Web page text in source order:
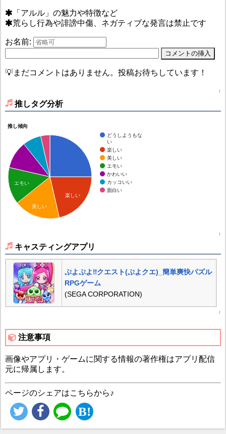
「アルル」の魅力や特徴など
荒らし行為や誹謗中傷、ネガティブな発言は禁止です
お名前:
💡まだコメントはありません。投稿お待ちしています！
↑
推しタグ分析
推し傾向
どうしようもな
い
楽しい
美しい
エモい
かわいい
カッコいい
面白い
楽しい
エモい
美しい
↑
キャスティングアプリ
ぷよぷよ‼クエスト(ぷよクエ)_簡単爽快パズル
RPGゲーム
(SEGA CORPORATION)
↑
注意事項
画像やアプリ・ゲームに関する情報の著作権はアプリ配信
元に帰属します。
ページのシェアはこちらから♪